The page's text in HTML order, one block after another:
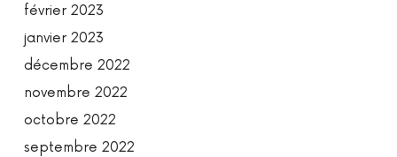
février 2023
janvier 2023
décembre 2022
novembre 2022
octobre 2022
septembre 2022